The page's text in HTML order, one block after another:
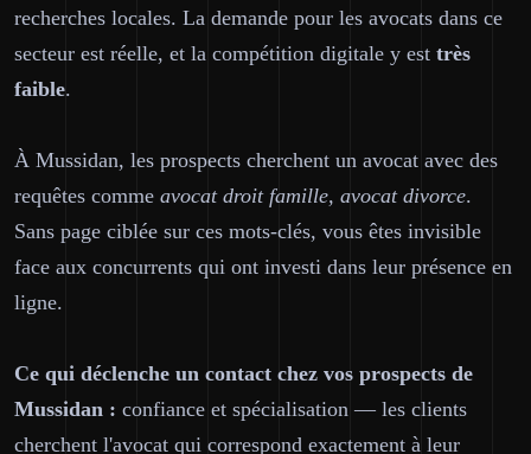
recherches locales. La demande pour les avocats dans ce
secteur est réelle, et la compétition digitale y est très
faible.
À Mussidan, les prospects cherchent un avocat avec des
requêtes comme avocat droit famille, avocat divorce.
Sans page ciblée sur ces mots-clés, vous êtes invisible
face aux concurrents qui ont investi dans leur présence en
ligne.
Ce qui déclenche un contact chez vos prospects de
Mussidan : confiance et spécialisation — les clients
cherchent l'avocat qui correspond exactement à leur